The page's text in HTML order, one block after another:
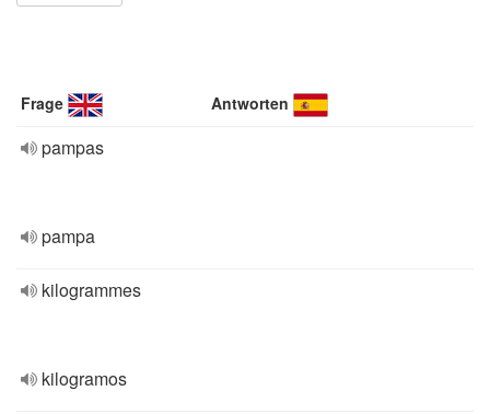
Frage Antworten
pampas
pampa
kilogrammes
kilogramos